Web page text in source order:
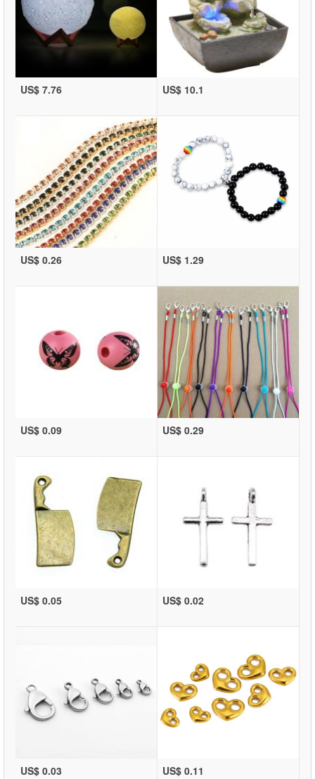
US$ 7.76 US$ 10.1
US$ 0.26 US$ 1.29
US$ 0.09 US$ 0.29
US$ 0.05 US$ 0.02
US$ 0.03 US$ 0.11